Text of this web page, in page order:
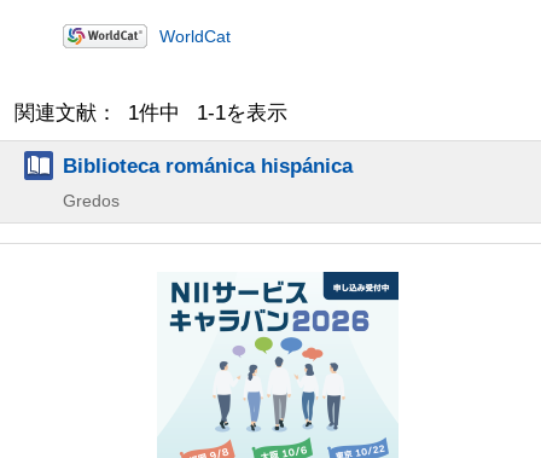
WorldCat
関連文献： 1件中 1-1を表示
Biblioteca románica hispánica
Gredos